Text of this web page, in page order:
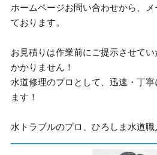
ホームページお問い合わせから、
ております。
お見積りは作業前にご提示させて
かかりません！
水道修理のプロとして、迅速・丁
ます！
水トラブルのプロ、ひろしま水道